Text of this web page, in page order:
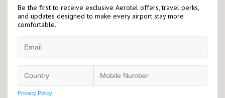
毗邻机场
旅客停留享用，详情请查看有关酒店落地页以了解更多资
讯。